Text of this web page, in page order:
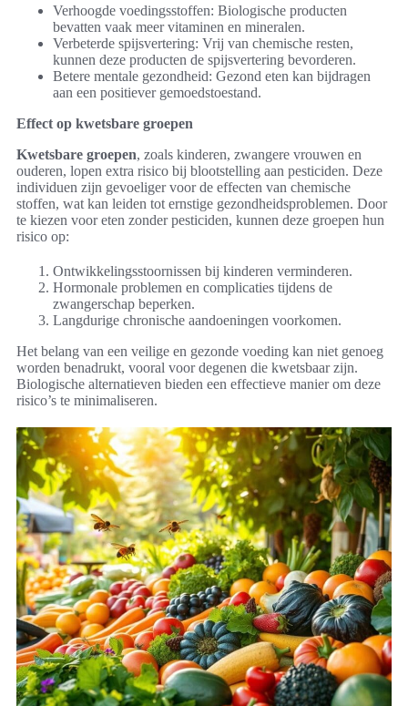
Verhoogde voedingsstoffen: Biologische producten
bevatten vaak meer vitaminen en mineralen.
Verbeterde spijsvertering: Vrij van chemische resten,
kunnen deze producten de spijsvertering bevorderen.
Betere mentale gezondheid: Gezond eten kan bijdragen
aan een positiever gemoedstoestand.
Effect op kwetsbare groepen
Kwetsbare groepen, zoals kinderen, zwangere vrouwen en
ouderen, lopen extra risico bij blootstelling aan pesticiden. Deze
individuen zijn gevoeliger voor de effecten van chemische
stoffen, wat kan leiden tot ernstige gezondheidsproblemen. Door
te kiezen voor eten zonder pesticiden, kunnen deze groepen hun
risico op:
Ontwikkelingsstoornissen bij kinderen verminderen.
Hormonale problemen en complicaties tijdens de
zwangerschap beperken.
Langdurige chronische aandoeningen voorkomen.
Het belang van een veilige en gezonde voeding kan niet genoeg
worden benadrukt, vooral voor degenen die kwetsbaar zijn.
Biologische alternatieven bieden een effectieve manier om deze
risico’s te minimaliseren.